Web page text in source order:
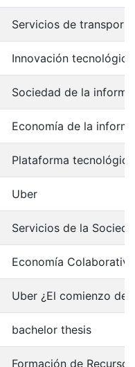
Servicios de
Innovación tecnológica
Sociedad de la
Economía de la
Plataforma tecnológica
Uber
Servicios de la
Economía Colaborativa
Uber ¿El comienzo
bachelor thesis
Formación de